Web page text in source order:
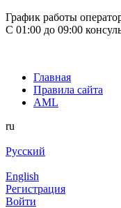
График работы
С 01:00 до 09:00
Главная
Правила сайта
AML
ru
Русский
English
Регистрация
Войти